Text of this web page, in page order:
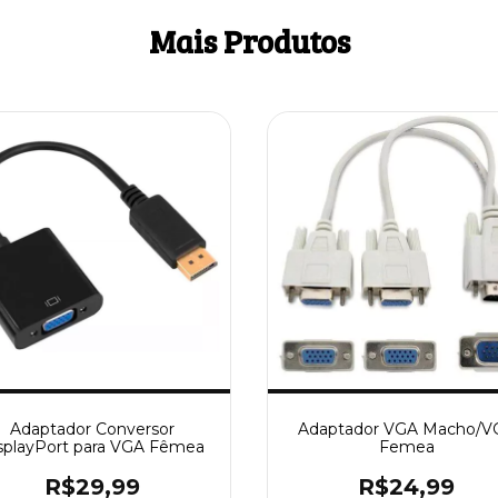
Mais Produtos
Adaptador Conversor
para VGA Fêmea
R$29,99
Adaptador VGA Macho/
Femea
R$24,99